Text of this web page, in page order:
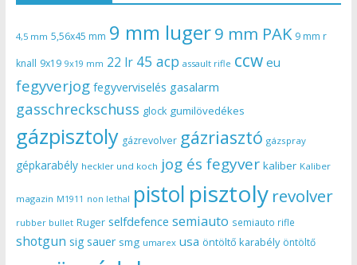
4,5 mm 5,56x45 mm 9 mm luger9 mm PAK 9 mm r
knall 9x19 9x19 mm 22 lr 45 acp assault rifle ccw eu
fegyverjog fegyverviselés gasalarm
gasschreckschuss glock gumilövedékes
gázpisztoly gázrevolver gázriasztó gázspray
gépkarabély heckler und koch jog és fegyver kaliber Kaliber
magazin M1911 non lethal pistol pisztoly revolver
rubber bullet Ruger selfdefence semiauto semiauto rifle
shotgun sig sauer smg umarex usa öntöltő karabély öntöltő